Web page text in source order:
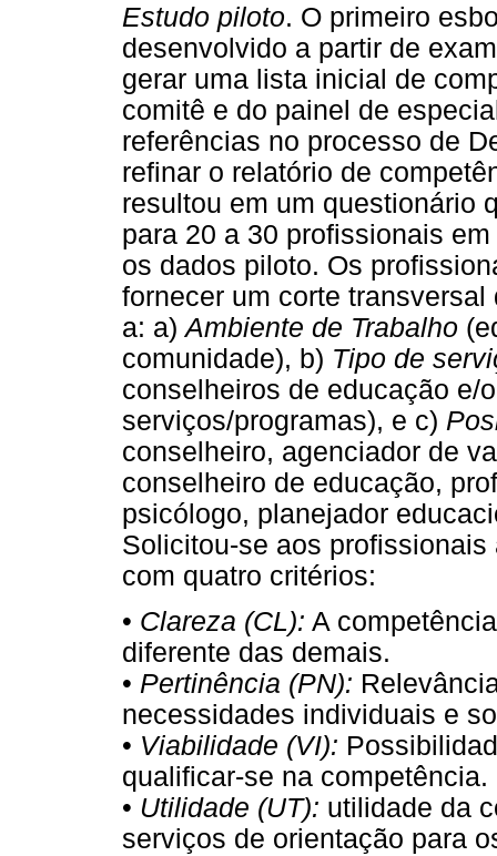
Estudo piloto. O primeiro
desenvolvido a partir de
gerar uma lista inicial de
comitê e do painel de
referências no processo de
refinar o relatório de
resultou em um questionário
para 20 a 30 profissionais
os dados piloto. Os
fornecer um corte
a: a)Ambiente de Trabalho
comunidade), b) Tipo de
conselheiros de educação e/
serviços/programas), e c)
conselheiro, agenciador de
conselheiro de educação,
psicólogo, planejador
Solicitou-se aos
com quatro critérios:
• Clareza (CL): A
diferente das demais.
• Pertinência (PN):
necessidades individuais e
• Viabilidade (VI):
qualificar-se na competência.
• Utilidade (UT): utilidade da
serviços de orientação para